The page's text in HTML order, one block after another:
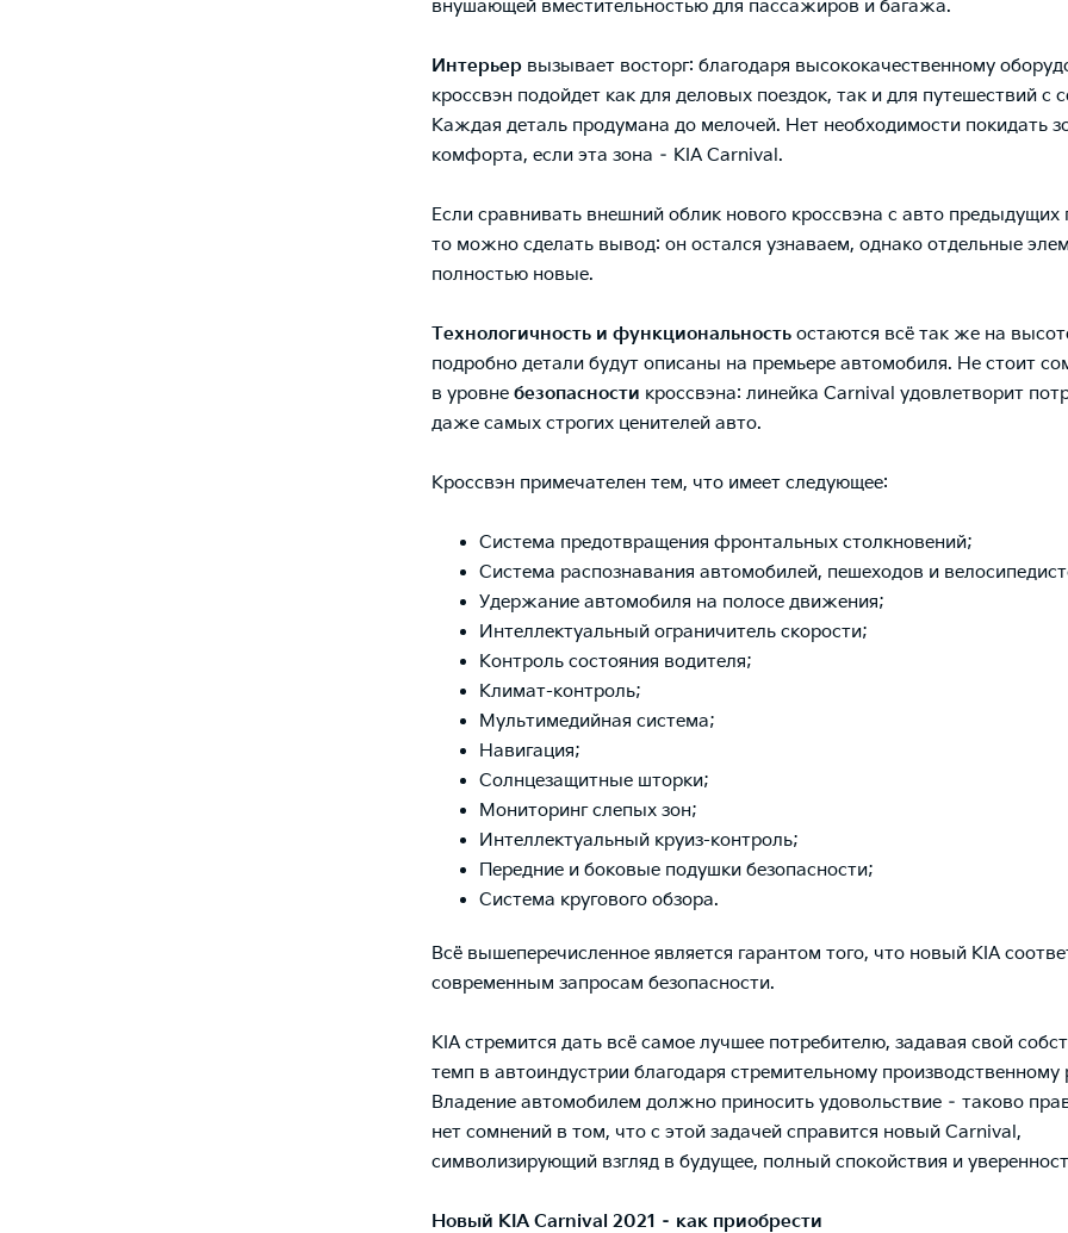
внушающей вместительностью для пассажиров и багажа.
Интерьер вызывает восторг: благодаря высококачественному
кроссвэн подойдет как для деловых поездок, так и для путешествий с
Каждая деталь продумана до мелочей. Нет необходимости покидать
комфорта, если эта зона – KIA Carnival.
Если сравнивать внешний облик нового кроссвэна с авто предыдущих
то можно сделать вывод: он остался узнаваем, однако отдельные
полностью новые.
Технологичность и функциональность остаются всё так же на
подробно детали будут описаны на премьере автомобиля. Не стоит
в уровне безопасности кроссвэна: линейка Carnival удовлетворит
даже самых строгих ценителей авто.
Кроссвэн примечателен тем, что имеет следующее:
Система предотвращения фронтальных столкновений;
Система распознавания автомобилей, пешеходов и
Удержание автомобиля на полосе движения;
Интеллектуальный ограничитель скорости;
Контроль состояния водителя;
Климат-контроль;
Мультимедийная система;
Навигация;
Солнцезащитные шторки;
Мониторинг слепых зон;
Интеллектуальный круиз-контроль;
Передние и боковые подушки безопасности;
Система кругового обзора.
Всё вышеперечисленное является гарантом того, что новый KIA
современным запросам безопасности.
KIA стремится дать всё самое лучшее потребителю, задавая свой
темп в автоиндустрии благодаря стремительному производственному
Владение автомобилем должно приносить удовольствие – таково
нет сомнений в том, что с этой задачей справится новый Carnival,
символизирующий взгляд в будущее, полный спокойствия и
Новый KIA Carnival 2021 – как приобрести